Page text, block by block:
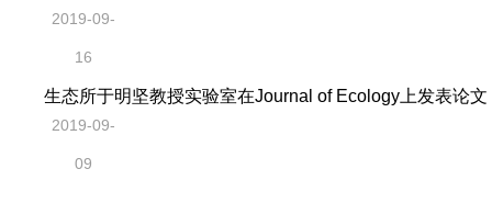
2019-09-
16
生态所于明坚教授实验室在Journal of Ecology上发表论文
2019-09-
09